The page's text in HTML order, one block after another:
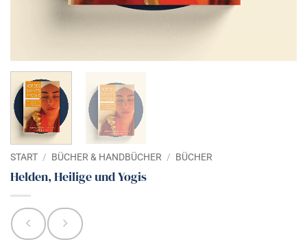
START / BÜCHER & HANDBÜCHER / BÜCHER
Helden, Heilige und Yogis